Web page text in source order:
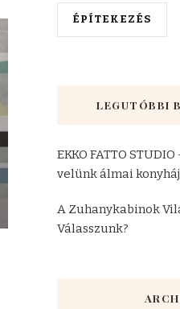
ÉPÍTEKEZÉS
LEGUTÓBBI
EKKO FATTO
velünk álmai
A Zuhanykabinok
Válasszunk?